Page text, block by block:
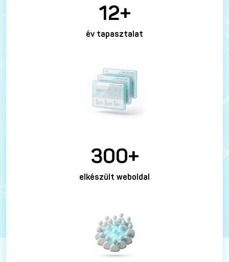
12+
év tapasztalat
300+
elkészült weboldal